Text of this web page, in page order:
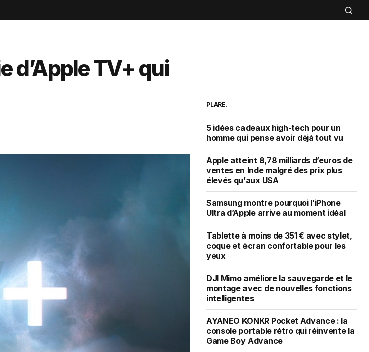
d’Apple TV+ qui
PLARE.
5 idées cadeaux high-tech pour un
homme qui pense avoir déjà tout vu
Apple atteint 8,78 milliards d’euros de
ventes en Inde malgré des prix plus
élevés qu’aux USA
Samsung montre pourquoi l’iPhone
Ultra d’Apple arrive au moment idéal
Tablette à moins de 351 € avec stylet,
coque et écran confortable pour les
yeux
DJI Mimo améliore la sauvegarde et le
montage avec de nouvelles fonctions
intelligentes
AYANEO KONKR Pocket Advance : la
console portable rétro qui réinvente la
Game Boy Advance